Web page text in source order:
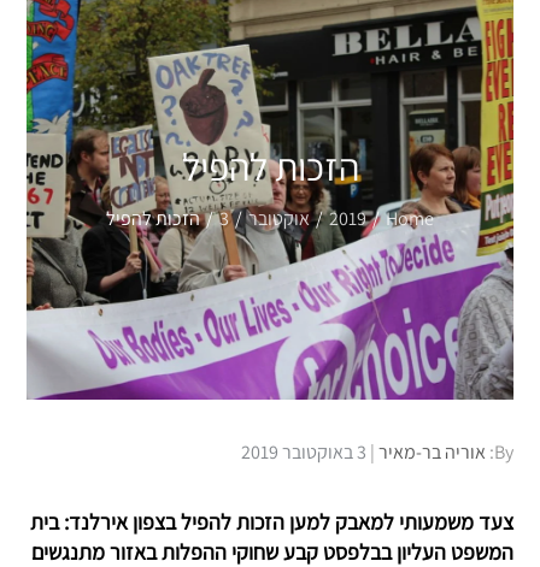
הזכות להפיל
Home
2019 אוקטובר 3 הזכות להפיל
By: אוריה בר-מאיר Posted
3 באוקטובר 2019
צעד משמעותי למאבק למען הזכות להפיל בצפון אירלנד: בית
המשפט העליון בבלפסט קבע שחוקי ההפלות באזור מתנגשים